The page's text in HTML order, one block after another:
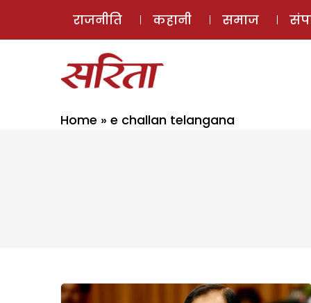
राजनीति कहानी समाज
Home » e challan telangana